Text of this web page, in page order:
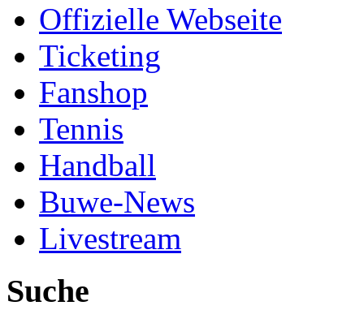
Offizielle Webseite
Ticketing
Fanshop
Tennis
Handball
Buwe-News
Livestream
Suche